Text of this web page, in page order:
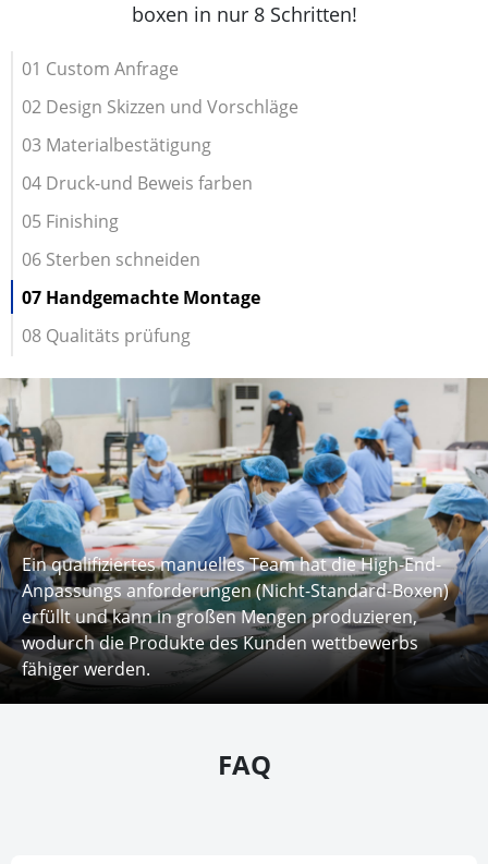
boxen in nur 8 Schritten!
01 Custom Anfrage
02 Design Skizzen und Vorschläge
03 Materialbestätigung
04 Druck-und Beweis farben
05 Finishing
06 Sterben schneiden
07 Handgemachte Montage
08 Qualitäts prüfung
Ein qualifiziertes manuelles Team hat die High-End-
Anpassungs anforderungen (Nicht-Standard-Boxen)
erfüllt und kann in großen Mengen produzieren,
wodurch die Produkte des Kunden wettbewerbs
fähiger werden.
FAQ